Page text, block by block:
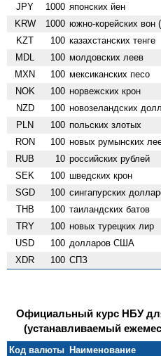
JPY 1000 японских йен
KRW 1000 южно-корейских вон
KZT 100 казахстанских тенге
MDL 100 молдовских леев
MXN 100 мексиканских песо
NOK 100 норвежских крон
NZD 100 ново­зеландских
PLN 100 польских злотых
RON 100 новых румынских
RUB 10 российских рублей
SEK 100 шведских крон
SGD 100 сингапурских
THB 100 таиландских батов
TRY 100 новых турецких лир
USD 100 долларов США
XDR 100 СПЗ
Официальный курс НБУ
(устанавливаемый
Код валюты Наименование